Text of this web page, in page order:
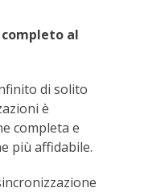
completo al
di solito
è
completa e
più affidabile.